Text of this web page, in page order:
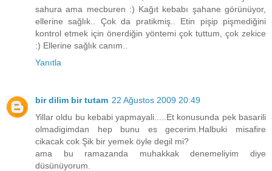
sahura ama mecburen :) Kağıt kebabı şahane görünüyor,
ellerine sağlık.. Çok da pratikmiş.. Etin pişip pişmediğini
kontrol etmek için önerdiğin yöntemi çok tuttum, çok zekice
:) Ellerine sağlık canım..
Yanıtla
bir dilim bir tutam 22 Ağustos 2009 20:49
Yillar oldu bu kebabi yapmayali.....Et konusunda pek basarili
olmadigimdan hep bunu es gecerim.Halbuki misafire
cikacak cok Şik bir yemek öyle degil mi?
ama bu ramazanda muhakkak denemeliyim diye
düsünüyorum.